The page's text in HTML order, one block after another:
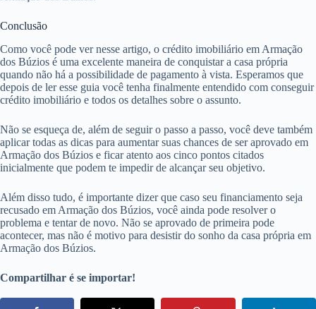
Conclusão
Como você pode ver nesse artigo, o crédito imobiliário em Armação
dos Búzios é uma excelente maneira de conquistar a casa própria
quando não há a possibilidade de pagamento à vista. Esperamos que
depois de ler esse guia você tenha finalmente entendido com conseguir
crédito imobiliário e todos os detalhes sobre o assunto.
Não se esqueça de, além de seguir o passo a passo, você deve também
aplicar todas as dicas para aumentar suas chances de ser aprovado em
Armação dos Búzios e ficar atento aos cinco pontos citados
inicialmente que podem te impedir de alcançar seu objetivo.
Além disso tudo, é importante dizer que caso seu financiamento seja
recusado em Armação dos Búzios, você ainda pode resolver o
problema e tentar de novo. Não se aprovado de primeira pode
acontecer, mas não é motivo para desistir do sonho da casa própria em
Armação dos Búzios.
Compartilhar é se importar!